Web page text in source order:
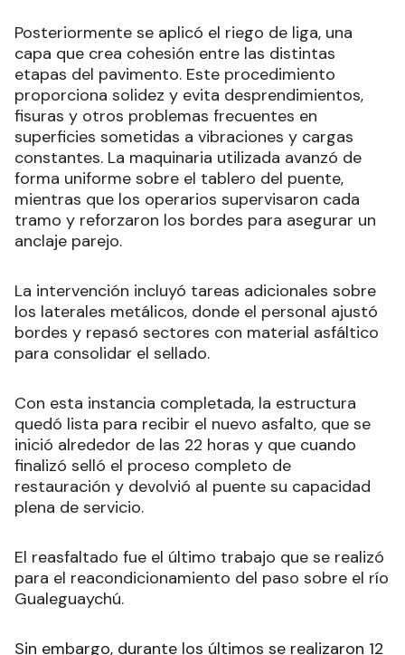
Posteriormente se aplicó el riego de liga, una
capa que crea cohesión entre las distintas
etapas del pavimento. Este procedimiento
proporciona solidez y evita desprendimientos,
fisuras y otros problemas frecuentes en
superficies sometidas a vibraciones y cargas
constantes. La maquinaria utilizada avanzó de
forma uniforme sobre el tablero del puente,
mientras que los operarios supervisaron cada
tramo y reforzaron los bordes para asegurar un
anclaje parejo.
La intervención incluyó tareas adicionales sobre
los laterales metálicos, donde el personal ajustó
bordes y repasó sectores con material asfáltico
para consolidar el sellado.
Con esta instancia completada, la estructura
quedó lista para recibir el nuevo asfalto, que se
inició alrededor de las 22 horas y que cuando
finalizó selló el proceso completo de
restauración y devolvió al puente su capacidad
plena de servicio.
El reasfaltado fue el último trabajo que se realizó
para el reacondicionamiento del paso sobre el río
Gualeguaychú.
Sin embargo, durante los últimos se realizaron 12